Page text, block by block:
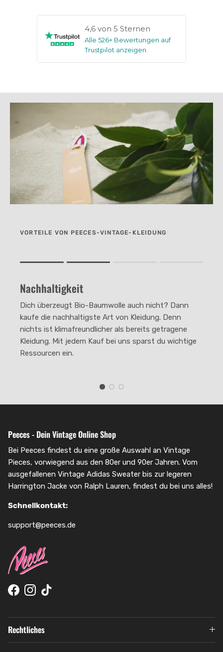
4,6 von 5 Sternen
Alle 526+ Bewertungen auf
Trustpilot anzeigen
VORTEILE VON PEECES-VINTAGE-KLEIDUNG
The rating of this product for "" is 2.
Nachhaltigkeit
Dich überzeugt Bio-Baumwolle auch nicht? Dann
kaufe die nachhaltigste Art von Kleidung. Denn
nichts ist klimafreundlicher als bereits getragene
Kleidung. Mit jedem Kauf bei uns sparst du wichtige
Ressourcen ein.
Peeces - Dein Vintage Online Shop
Bei Peeces findest du eine große Auswahl an Vintage
Pieces, vorwiegend aus den 80er und 90er Jahren. Vom
ausgefallenen Vintage Adidas Sweater bis zur legeren
Harrington Jacke von Ralph Lauren, findest du bei uns alles!
Schnellkontakt:
support@peeces.de
Facebook
Instagram
TikTok
Rechtliches